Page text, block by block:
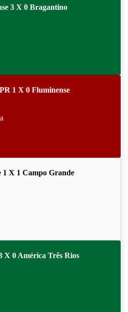
3 X 0 Bragantino
1 X 0 Fluminense
1 X 1 Campo Grande
X 0 América Três Rios